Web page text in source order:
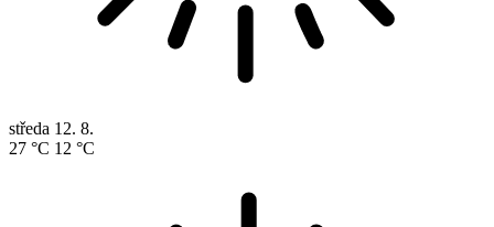
středa 12. 8.
27 °C 12 °C